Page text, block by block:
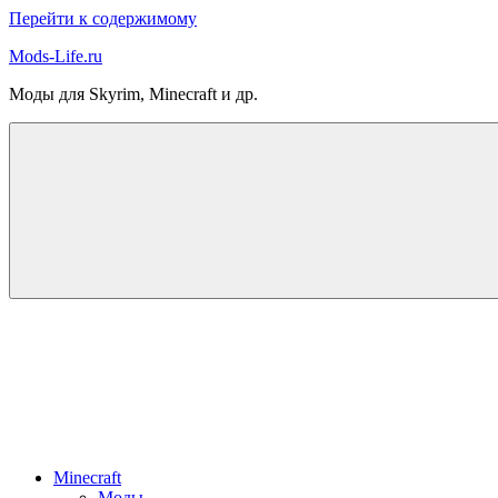
Перейти к содержимому
Mods-Life.ru
Моды для Skyrim, Minecraft и др.
Minecraft